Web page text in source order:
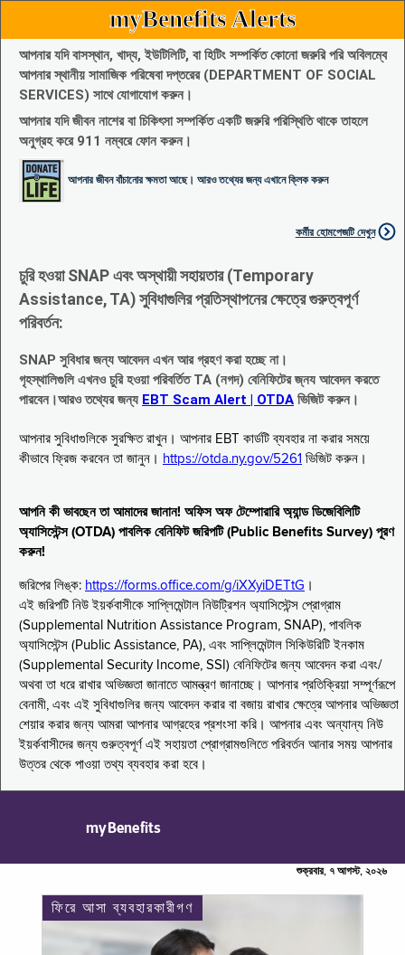
myBenefits Alerts
আপনার যদি বাসস্থান, খাদ্য, ইউটিলিটি, বা হিটিং সম্পর্কিত কোনো জরুরি পরি অবিলম্বে
আপনার স্থানীয় সামাজিক পরিষেবা দপ্তরের (DEPARTMENT OF SOCIAL
SERVICES) সাথে যোগাযোগ করুন।
আপনার যদি জীবন নাশের বা চিকিৎসা সম্পর্কিত একটি জরুরি পরিস্থিতি থাকে তাহলে
অনুগ্রহ করে 911 নম্বরে ফোন করুন।
আপনার জীবন বাঁচানোর ক্ষমতা আছে। আরও তথ্যের জন্য এখানে ক্লিক করুন
কর্মীর হোমপেজটি দেখুন
চুরি হওয়া SNAP এবং অস্থায়ী সহায়তার (Temporary
Assistance, TA) সুবিধাগুলির প্রতিস্থাপনের ক্ষেত্রে গুরুত্বপূর্ণ
পরিবর্তন:
SNAP সুবিধার জন্য আবেদন এখন আর গ্রহণ করা হচ্ছে না।
গৃহস্থালিগুলি এখনও চুরি হওয়া পরিবর্তিত TA (নগদ) বেনিফিটের জ্নয আবেদন করতে
পারবেন।আরও তথ্যের জন্য EBT Scam Alert | OTDA ভিজিট করুন।
আপনার সুবিধাগুলিকে সুরক্ষিত রাখুন। আপনার EBT কার্ডটি ব্যবহার না করার সময়ে
কীভাবে ফ্রিজ করবেন তা জানুন। https://otda.ny.gov/5261 ভিজিট করুন।
আপনি কী ভাবছেন তা আমাদের জানান! অফিস অফ টেম্পোরারি অ্যান্ড ডিজেবিলিটি
অ্যাসিস্টেন্স (OTDA) পাবলিক বেনিফিট জরিপটি (Public Benefits Survey) পূরণ
করুন!
জরিপের লিঙ্ক: https://forms.office.com/g/iXXyiDETtG ।
এই জরিপটি নিউ ইয়র্কবাসীকে সাপ্লিমেন্টাল নিউট্রিশন অ্যাসিস্টেন্স প্রোগ্রাম
(Supplemental Nutrition Assistance Program, SNAP), পাবলিক
অ্যাসিস্টেন্স (Public Assistance, PA), এবং সাপ্লিমেন্টাল সিকিউরিটি ইনকাম
(Supplemental Security Income, SSI) বেনিফিটের জন্য আবেদন করা এবং/
অথবা তা ধরে রাখার অভিজ্ঞতা জানাতে আমন্ত্রণ জানাচ্ছে। আপনার প্রতিক্রিয়া সম্পূর্ণরূপে
বেনামী, এবং এই সুবিধাগুলির জন্য আবেদন করার বা বজায় রাখার ক্ষেত্রে আপনার অভিজ্ঞতা
শেয়ার করার জন্য আমরা আপনার আগ্রহের প্রশংসা করি। আপনার এবং অন্যান্য নিউ
ইয়র্কবাসীদের জন্য গুরুত্বপূর্ণ এই সহায়তা প্রোগ্রামগুলিতে পরিবর্তন আনার সময় আপনার
উত্তর থেকে পাওয়া তথ্য ব্যবহার করা হবে।
myBenefits
শুক্রবার, ৭ আগস্ট, ২০২৬
ফিরে আসা ব্যবহারকারীগণ